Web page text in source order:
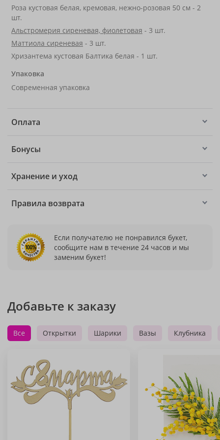
Роза кустовая белая, кремовая, нежно-розовая 50 см - 2
шт.
Альстромерия сиреневая, фиолетовая - 3 шт.
Маттиола сиреневая - 3 шт.
Хризантема кустовая Балтика белая - 1 шт.
Упаковка
Современная упаковка
Оплата
Бонусы
Хранение и уход
Правила возврата
Если получателю не понравился букет,
сообщите нам в течение 24 часов и мы
заменим букет!
Добавьте к заказу
Все Открытки Шарики Вазы Клубника